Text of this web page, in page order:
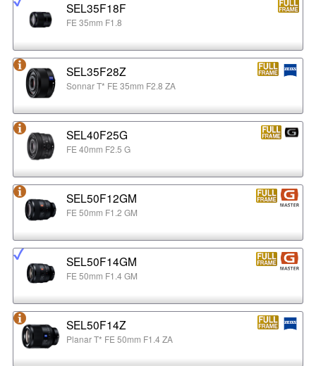
SEL35F18F
FE 35mm F1.8
SEL35F28Z
Sonnar T* FE 35mm F2.8 ZA
SEL40F25G
FE 40mm F2.5 G
SEL50F12GM
FE 50mm F1.2 GM
SEL50F14GM
FE 50mm F1.4 GM
SEL50F14Z
Planar T* FE 50mm F1.4 ZA